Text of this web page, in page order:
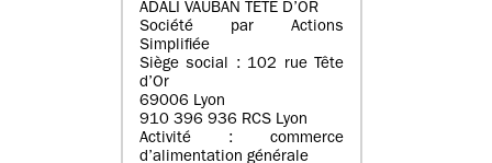
ADALI VAUBAN TETE D’OR
Société par Actions
Simplifiée
Siège social : 102 rue Tête
d’Or
69006 Lyon
910 396 936 RCS Lyon
Activité : commerce
d’alimentation générale